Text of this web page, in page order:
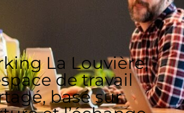
La Louvière,
de travail
basé sur